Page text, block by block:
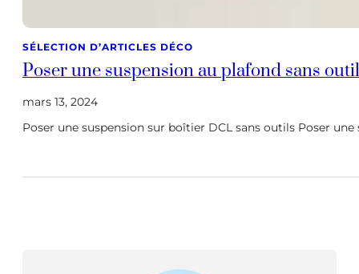
SÉLECTION D’ARTICLES DÉCO
Poser une suspension au plafond sans
mars 13, 2024
Poser une suspension sur boîtier DCL sans outils Poser